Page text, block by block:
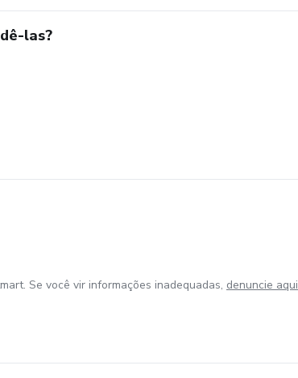
las?
Se você vir informações inadequadas, denuncie aqui